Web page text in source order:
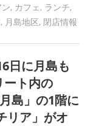
, カフェ, ランチ,
, 月島地区, 閉店情報
日に月島も
ート内の
月島」の1階に
リア」がオ